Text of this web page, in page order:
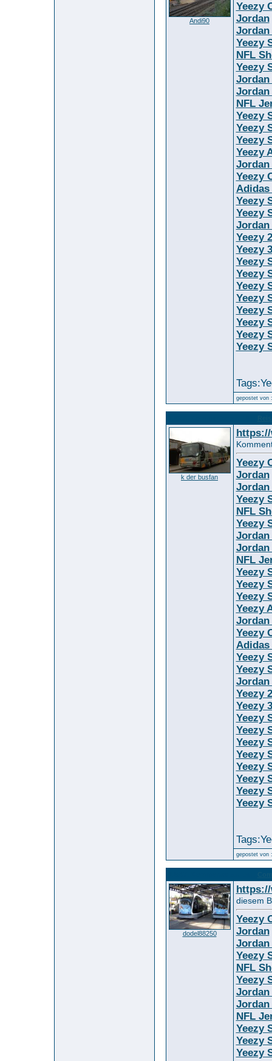
Andi90
Yeezy
Jordan
Jordan
Yeezy
NFL
Yeezy
Jordan
Jordan
NFL
Yeezy
Yeezy
Yeezy
Yeezy
Jordan
Yeezy
Adidas
Yeezy
Yeezy
Jordan
Yeezy
Yeezy
Yeezy
Yeezy
Yeezy
Yeezy
Yeezy
Yeezy
Yeezy
Yeezy
gepostet von
k der busfan
Yeezy
Jordan
Jordan
Yeezy
NFL
Yeezy
Jordan
Jordan
NFL
Yeezy
Yeezy
Yeezy
Yeezy
Jordan
Yeezy
Adidas
Yeezy
Yeezy
Jordan
Yeezy
Yeezy
Yeezy
Yeezy
Yeezy
Yeezy
Yeezy
Yeezy
Yeezy
Yeezy
gepostet von
dodel88250
https://
diesem
Yeezy
Jordan
Jordan
Yeezy
NFL
Yeezy
Jordan
Jordan
NFL
Yeezy
Yeezy
Yeezy